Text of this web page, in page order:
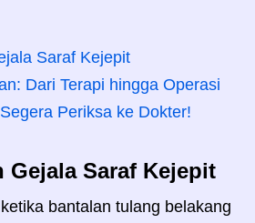
Saraf Kejepit
Dari Terapi hingga Operasi
Periksa ke Dokter!
Gejala Saraf Kejepit
bantalan tulang belakang